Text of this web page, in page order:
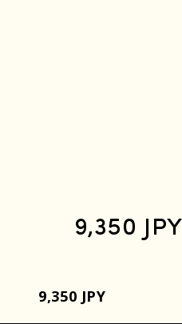
9,350 JPY
9,350 JPY